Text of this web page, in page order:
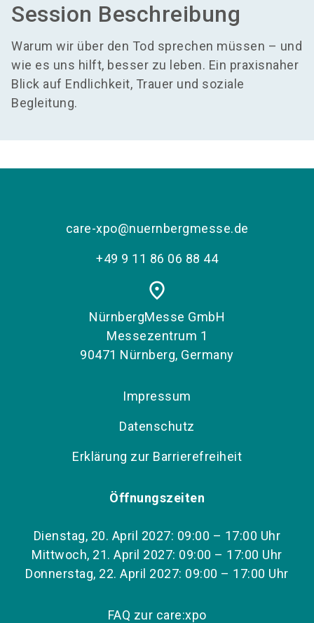
Session Beschreibung
Warum wir über den Tod sprechen müssen – und
wie es uns hilft, besser zu leben. Ein praxisnaher
Blick auf Endlichkeit, Trauer und soziale
Begleitung.
care-xpo@nuernbergmesse.de
+49 9 11 86 06 88 44
place
NürnbergMesse GmbH
Messezentrum 1
90471 Nürnberg, Germany
Impressum
Datenschutz
Erklärung zur Barrierefreiheit
Öffnungszeiten
Dienstag, 20. April 2027: 09:00 – 17:00 Uhr
Mittwoch, 21. April 2027: 09:00 – 17:00 Uhr
Donnerstag, 22. April 2027: 09:00 – 17:00 Uhr
FAQ zur care:xpo